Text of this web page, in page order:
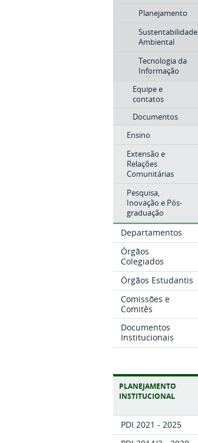
Planejamento
Sustentabilidade
Ambiental
Tecnologia da
Informação
Equipe e
contatos
Documentos
Ensino
Extensão e
Relações
Comunitárias
Pesquisa,
Inovação e Pós-
graduação
Departamentos
Órgãos
Colegiados
Órgãos Estudantis
Comissões e
Comitês
Documentos
Institucionais
PLANEJAMENTO
INSTITUCIONAL
PDI 2021 - 2025